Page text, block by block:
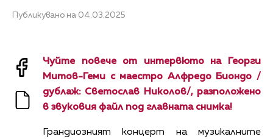
Публикувано на 04.03.2025
Чуйте повече от интервюто на Георги
Митов-Геми с маестро Алфредо Биондо /
дублаж: Светослав Николов/, разположено
в звуковия файл под главната снимка!
Грандиозният концерт на музикалните